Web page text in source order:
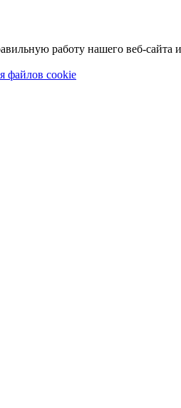
работу нашего веб-сайта
файлов cookie